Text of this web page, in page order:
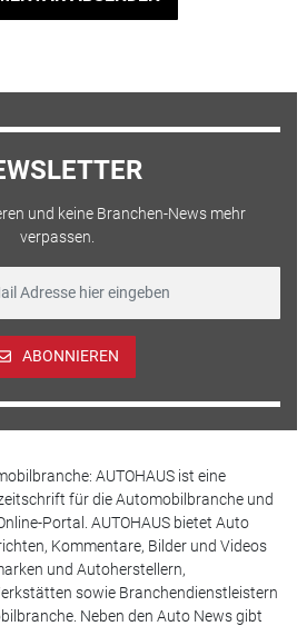
und keine Branchen-News mehr
verpassen.
ABONNIEREN
AUTOHAUS ist eine
für die Automobilbranche und
Portal. AUTOHAUS bietet Auto
Kommentare, Bilder und Videos
und Autoherstellern,
sowie Branchendienstleistern
Neben den Auto News gibt